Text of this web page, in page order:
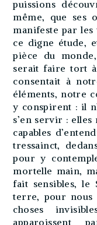
puissions
même, que ses
manifeste par les
ce digne étude,
pièce du
serait faire tort
consentait à
éléments, notre
y conspirent : il
s’en servir :
capables
tressainct,
pour y
mortelle main,
fait sensibles, le
terre, pour nous
choses
apparoissent